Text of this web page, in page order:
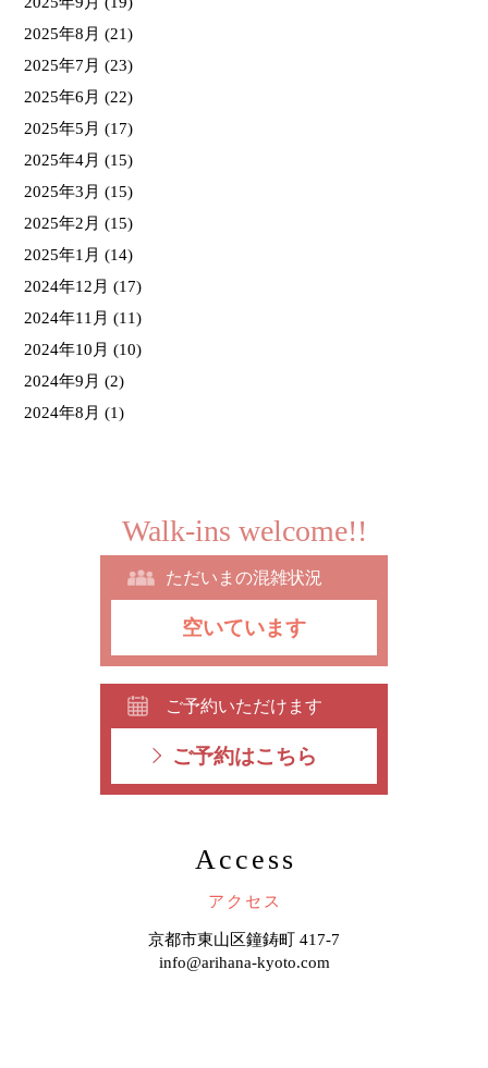
2025年8月 (21)
2025年7月 (23)
2025年6月 (22)
2025年5月 (17)
2025年4月 (15)
2025年3月 (15)
2025年2月 (15)
2025年1月 (14)
2024年12月 (17)
2024年11月 (11)
2024年10月 (10)
2024年9月 (2)
2024年8月 (1)
ただいまの混雑状況
空いています
Walk-ins welcome!!
ご予約いただけます
ご予約はこちら
Access
アクセス
京都市東山区鐘鋳町 417-7
info@arihana-kyoto.com